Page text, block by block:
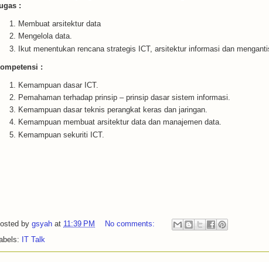
:
Membuat arsitektur data
Mengelola data.
Ikut menentukan rencana strategis ICT, arsitektur informasi dan
:
Kemampuan dasar ICT.
Pemahaman terhadap prinsip – prinsip dasar sistem informasi.
Kemampuan dasar teknis perangkat keras dan jaringan.
Kemampuan membuat arsitektur data dan manajemen data.
Kemampuan sekuriti ICT.
by gsyah at 11:39 PM
No comments:
IT Talk